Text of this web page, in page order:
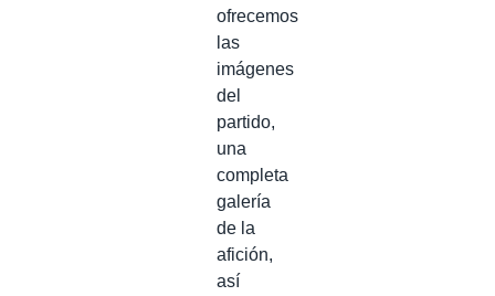
ofrecemos
las
imágenes
del
partido,
una
completa
galería
de la
afición,
así